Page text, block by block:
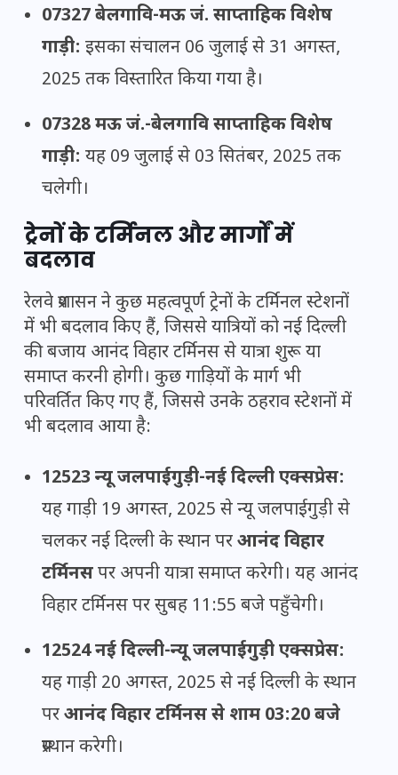
07327 बेलगावि-मऊ जं. साप्ताहिक विशेष
गाड़ी: इसका संचालन 06 जुलाई से 31 अगस्त,
2025 तक विस्तारित किया गया है।
07328 मऊ जं.-बेलगावि साप्ताहिक विशेष
गाड़ी: यह 09 जुलाई से 03 सितंबर, 2025 तक
चलेगी।
ट्रेनों के टर्मिनल और मार्गों में
बदलाव
रेलवे प्रशासन ने कुछ महत्वपूर्ण ट्रेनों के टर्मिनल स्टेशनों
में भी बदलाव किए हैं, जिससे यात्रियों को नई दिल्ली
की बजाय आनंद विहार टर्मिनस से यात्रा शुरू या
समाप्त करनी होगी। कुछ गाड़ियों के मार्ग भी
परिवर्तित किए गए हैं, जिससे उनके ठहराव स्टेशनों में
भी बदलाव आया है:
12523 न्यू जलपाईगुड़ी-नई दिल्ली एक्सप्रेस:
यह गाड़ी 19 अगस्त, 2025 से न्यू जलपाईगुड़ी से
चलकर नई दिल्ली के स्थान परआनंद विहार
टर्मिनसपर अपनी यात्रा समाप्त करेगी। यह आनंद
विहार टर्मिनस पर सुबह 11:55 बजे पहुँचेगी।
12524 नई दिल्ली-न्यू जलपाईगुड़ी एक्सप्रेस:
यह गाड़ी 20 अगस्त, 2025 से नई दिल्ली के स्थान
परआनंद विहार टर्मिनस से शाम 03:20 बजे
प्रस्थान करेगी।